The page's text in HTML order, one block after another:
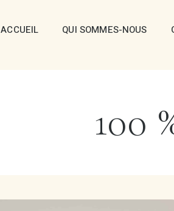
ACCUEIL QUI SOMMES-NOUS
100